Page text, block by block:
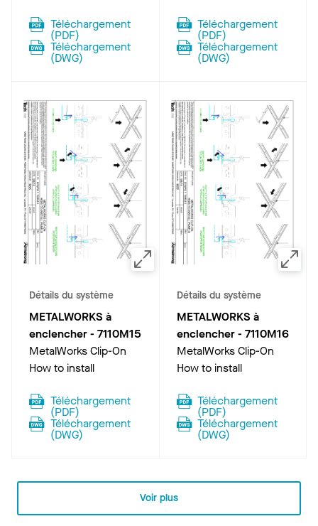
Téléchargement
(PDF)
Téléchargement
(DWG)
Téléchargement
(PDF)
Téléchargement
(DWG)
Détails du système
METALWORKS à
enclencher- 7110M15
MetalWorks Clip-On
How to install
Téléchargement
(PDF)
Téléchargement
(DWG)
Détails du système
METALWORKS à
enclencher- 7110M16
MetalWorks Clip-On
How to install
Téléchargement
(PDF)
Téléchargement
(DWG)
Voir plus